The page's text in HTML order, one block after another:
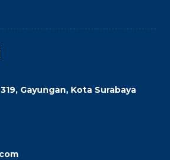
Gayungan, Kota Surabaya